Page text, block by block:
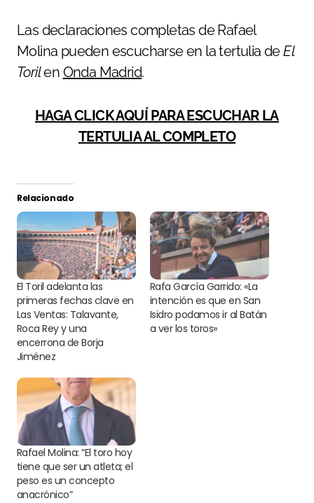
Las declaraciones completas de Rafael
Molina pueden escucharse en la tertulia deEl
Torilen Onda Madrid.
HAGA CLICK AQUÍ PARA ESCUCHAR LA
TERTULIA AL COMPLETO
Relacionado
El Toril adelanta las
primeras fechas clave en
Las Ventas: Talavante,
Roca Rey y una
encerrona de Borja
Jiménez
Rafa García Garrido: «La
intención es que en San
Isidro podamos ir al Batán
a ver los toros»
Rafael Molina: “El toro hoy
tiene que ser un atleta; el
peso es un concepto
anacrónico”